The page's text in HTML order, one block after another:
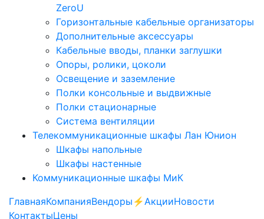
ZeroU
Горизонтальные кабельные организаторы
Дополнительные аксессуары
Кабельные вводы, планки заглушки
Опоры, ролики, цоколи
Освещение и заземление
Полки консольные и выдвижные
Полки стационарные
Система вентиляции
Телекоммуникационные шкафы Лан Юнион
Шкафы напольные
Шкафы настенные
Коммуникационные шкафы МиК
ГлавнаяКомпанияВендоры ⚡️АкцииНовости
КонтактыЦены